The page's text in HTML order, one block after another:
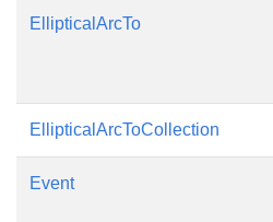
EllipticalArcTo
EllipticalArcToCollection
Event